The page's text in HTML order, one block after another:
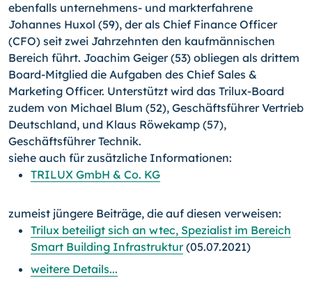
ebenfalls unternehmens- und markterfahrene
Johannes Huxol (59), der als Chief Finance Officer
(CFO) seit zwei Jahrzehnten den kaufmännischen
Bereich führt. Joachim Geiger (53) obliegen als drittem
Board-Mitglied die Aufgaben des Chief Sales &
Marketing Officer. Unterstützt wird das Trilux-Board
zudem von Michael Blum (52), Geschäftsführer Vertrieb
Deutschland, und Klaus Röwekamp (57),
Geschäftsführer Technik.
siehe auch für zusätzliche Informationen:
TRILUX GmbH & Co. KG
zumeist jüngere Beiträge, die auf diesen verweisen:
Trilux beteiligt sich an wtec, Spezialist im Bereich
Smart Building Infrastruktur(05.07.2021)
weitere Details...